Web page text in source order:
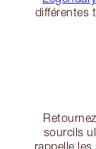
différentes
sourcils
rappelle